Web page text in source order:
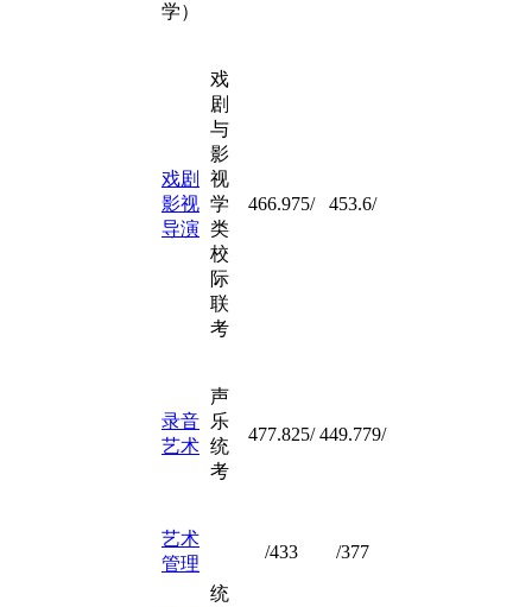
学）
戏剧
影视
导演
戏
剧
与
影
视
学
类
校
际
联
考
466.975/ 453.6/
录音
艺术
声
乐
统
考
477.825/ 449.779/
艺术
管理
统
/433 /377